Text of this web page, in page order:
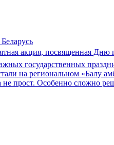
акция, посвященная Дню
государственных
на региональном «Балу
прост. Особенно сложно